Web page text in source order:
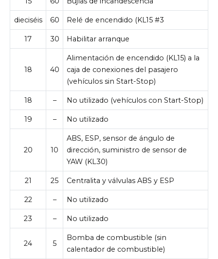
dieciséis 60 Relé de encendido (KL15 #3
17 30 Habilitar arranque
18 40
Alimentación de encendido (KL15) a la
caja de conexiones del pasajero
(vehículos sin Start-Stop)
18 – No utilizado (vehículos con Start-Stop)
19 – No utilizado
20 10
ABS, ESP, sensor de ángulo de
dirección, suministro de sensor de
YAW (KL30)
21 25 Centralita y válvulas ABS y ESP
22 – No utilizado
23 – No utilizado
24 5
Bomba de combustible (sin
calentador de combustible)